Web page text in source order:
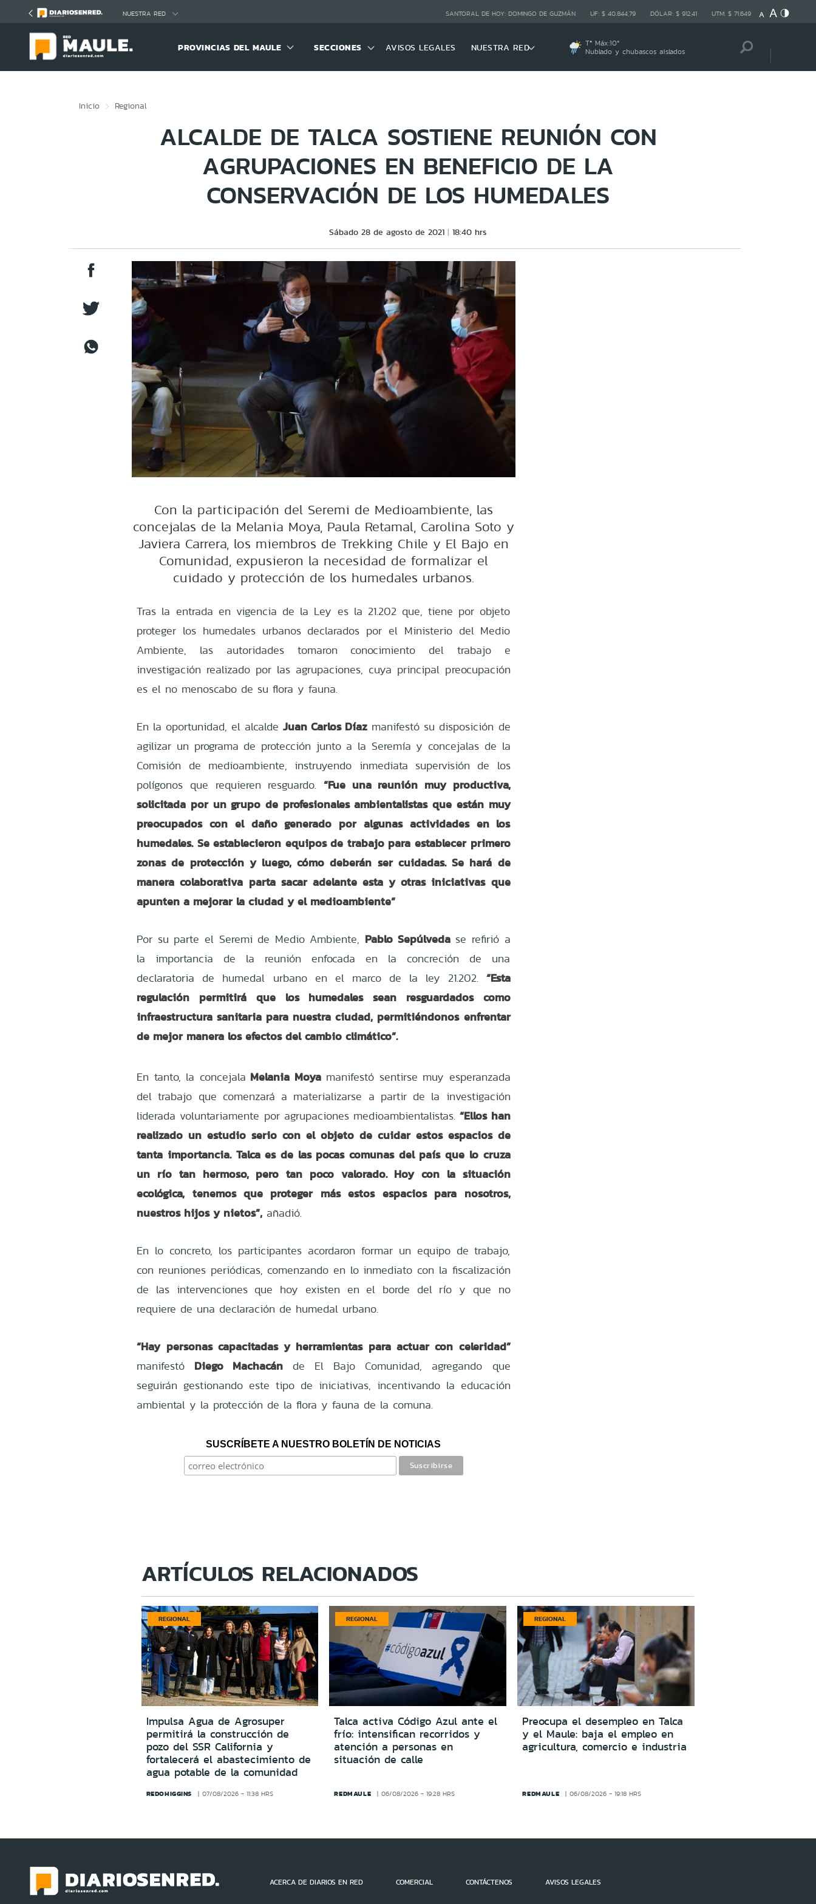
NUESTRA RED SANTORAL DE HOY: DOMINGO DE GUZMÁN UF: $ 40.844,79 DÓLAR: $ 912,41 UTM: $ 71.649
PROVINCIAS DEL MAULE SECCIONES AVISOS LEGALES NUESTRA RED Tª Máx:10º
Nublado y chubascos aislados
Inicio Regional
ALCALDE DE TALCA SOSTIENE REUNIÓN CON
AGRUPACIONES EN BENEFICIO DE LA
CONSERVACIÓN DE LOS HUMEDALES
Sábado 28 de agosto de 2021 18:40 hrs
Con la participación del Seremi de Medioambiente, las
concejalas de la Melania Moya, Paula Retamal, Carolina Soto y
Javiera Carrera, los miembros de Trekking Chile y El Bajo en
Comunidad, expusieron la necesidad de formalizar el
cuidado y protección de los humedales urbanos.
Tras la entrada en vigencia de la Ley es la 21.202 que, tiene por objeto
proteger los humedales urbanos declarados por el Ministerio del Medio
Ambiente, las autoridades tomaron conocimiento del trabajo e
investigación realizado por las agrupaciones, cuya principal preocupación
es el no menoscabo de su flora y fauna.
En la oportunidad, el alcaldeJuan Carlos Díaz manifestó su disposición de
agilizar un programa de protección junto a la Seremía y concejalas de la
Comisión de medioambiente, instruyendo inmediata supervisión de los
polígonos que requieren resguardo. “Fue una reunión muy productiva,
solicitada por un grupo de profesionales ambientalistas que están muy
preocupados con el daño generado por algunas actividades en los
humedales. Se establecieron equipos de trabajo para establecer primero
zonas de protección y luego, cómo deberán ser cuidadas. Se hará de
manera colaborativa parta sacar adelante esta y otras iniciativas que
apunten a mejorar la ciudad y el medioambiente”
Por su parte el Seremi de Medio Ambiente, Pablo Sepúlvedase refirió a
la importancia de la reunión enfocada en la concreción de una
declaratoria de humedal urbano en el marco de la ley 21.202. “Esta
regulación permitirá que los humedales sean resguardados como
infraestructura sanitaria para nuestra ciudad, permitiéndonos enfrentar
de mejor manera los efectos del cambio climático”.
En tanto, la concejala Melania Moyamanifestó sentirse muy esperanzada
del trabajo que comenzará a materializarse a partir de la investigación
liderada voluntariamente por agrupaciones medioambientalistas.“Ellos han
realizado un estudio serio con el objeto de cuidar estos espacios de
tanta importancia. Talca es de las pocas comunas del país que lo cruza
un río tan hermoso, pero tan poco valorado. Hoy con la situación
ecológica, tenemos que proteger más estos espacios para nosotros,
nuestros hijos y nietos”, añadió.
En lo concreto, los participantes acordaron formar un equipo de trabajo,
con reuniones periódicas, comenzando en lo inmediato con la fiscalización
de las intervenciones que hoy existen en el borde del río y que no
requiere de una declaración de humedal urbano.
“Hay personas capacitadas y herramientas para actuar con celeridad”
manifestó Diego Machacán de El Bajo Comunidad, agregando que
seguirán gestionando este tipo de iniciativas, incentivando la educación
ambiental y la protección de la flora y fauna de la comuna.
SUSCRÍBETE A NUESTRO BOLETÍN DE NOTICIAS
ARTÍCULOS RELACIONADOS
REGIONAL
Impulsa Agua de Agrosuper
permitirá la construcción de
pozo del SSR California y
fortalecerá el abastecimiento de
agua potable de la comunidad
REDOHIGGINS 07/08/2026 - 11:38 HRS
REGIONAL
Talca activa Código Azul ante el
frío: intensifican recorridos y
atención a personas en
situación de calle
REDMAULE 06/08/2026 - 19:28 HRS
REGIONAL
Preocupa el desempleo en Talca
y el Maule: baja el empleo en
agricultura, comercio e industria
REDMAULE 06/08/2026 - 19:18 HRS
ACERCA DE DIARIOS EN RED COMERCIAL CONTÁCTENOS AVISOS LEGALES